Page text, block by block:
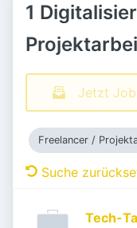
1
Jetzt
Freelancer /
Suche
Tech-